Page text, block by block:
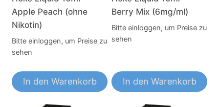
Apple Peach (ohne
Nikotin)
Bitte einloggen, um Preise zu
sehen
In den Warenkorb
Berry Mix (6mg/ml)
Bitte einloggen, um Preise zu
sehen
In den Warenkorb